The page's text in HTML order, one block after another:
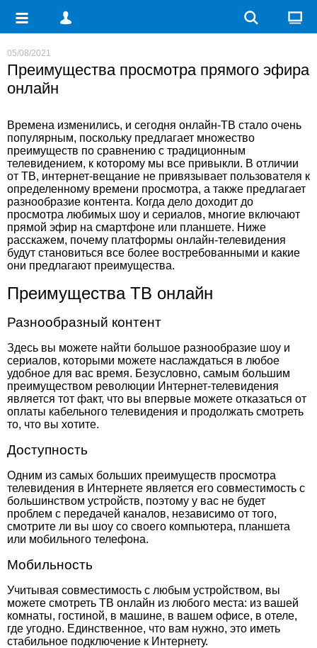
05/08/2021
Преимущества просмотра прямого эфира
онлайн
Времена изменились, и сегодня онлайн-ТВ стало очень
популярным, поскольку предлагает множество
преимуществ по сравнению с традиционным
телевидением, к которому мы все привыкли. В отличии
от ТВ, интернет-вещание не привязывает пользователя к
определенному времени просмотра, а также предлагает
разнообразие контента. Когда дело доходит до
просмотра любимых шоу и сериалов, многие включают
прямой эфир на смартфоне или планшете. Ниже
расскажем, почему платформы онлайн-телевидения
будут становиться все более востребованными и какие
они предлагают преимущества.
Преимущества ТВ онлайн
Разнообразный контент
Здесь вы можете найти большое разнообразие шоу и
сериалов, которыми можете наслаждаться в любое
удобное для вас время. Безусловно, самым большим
преимуществом революции Интернет-телевидения
является тот факт, что вы впервые можете отказаться от
оплаты кабельного телевидения и продолжать смотреть
то, что вы хотите.
Доступность
Одним из самых больших преимуществ просмотра
телевидения в Интернете является его совместимость с
большинством устройств, поэтому у вас не будет
проблем с передачей каналов, независимо от того,
смотрите ли вы шоу со своего компьютера, планшета
или мобильного телефона.
Мобильность
Учитывая совместимость с любым устройством, вы
можете смотреть ТВ онлайн из любого места: из вашей
комнаты, гостиной, в машине, в вашем офисе, в отеле,
где угодно. Единственное, что вам нужно, это иметь
стабильное подключение к Интернету.